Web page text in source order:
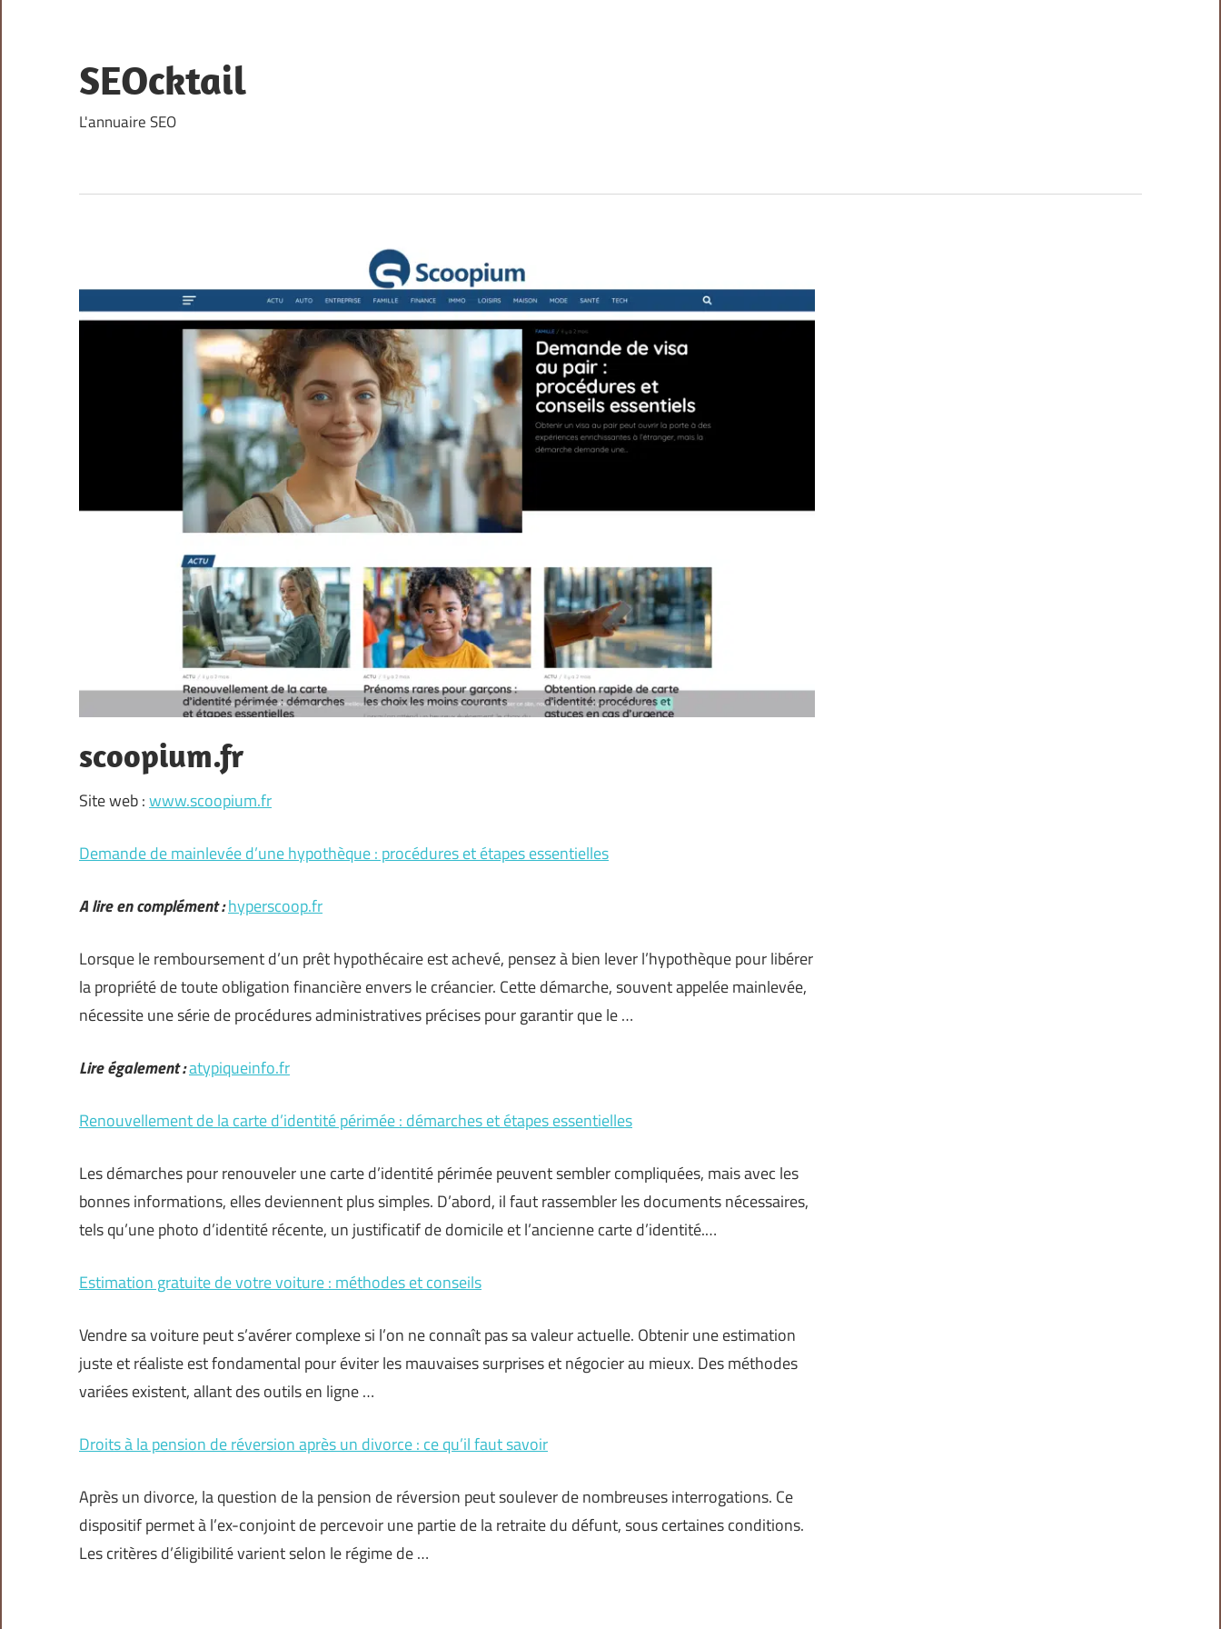
content
SEOcktail
L'annuaire SEO
scoopium.fr
Site web :www.scoopium.fr
Demande de mainlevée d’une hypothèque : procédures et étapes essentielles
A lire en complément :hyperscoop.fr
Lorsque le remboursement d’un prêt hypothécaire est achevé, pensez à bien lever l’hypothèque pour libérer
la propriété de toute obligation financière envers le créancier. Cette démarche, souvent appelée mainlevée,
nécessite une série de procédures administratives précises pour garantir que le …
Lire également :atypiqueinfo.fr
Renouvellement de la carte d’identité périmée : démarches et étapes essentielles
Les démarches pour renouveler une carte d’identité périmée peuvent sembler compliquées, mais avec les
bonnes informations, elles deviennent plus simples. D’abord, il faut rassembler les documents nécessaires,
tels qu’une photo d’identité récente, un justificatif de domicile et l’ancienne carte d’identité.…
Estimation gratuite de votre voiture : méthodes et conseils
Vendre sa voiture peut s’avérer complexe si l’on ne connaît pas sa valeur actuelle. Obtenir une estimation
juste et réaliste est fondamental pour éviter les mauvaises surprises et négocier au mieux. Des méthodes
variées existent, allant des outils en ligne …
Droits à la pension de réversion après un divorce : ce qu’il faut savoir
Après un divorce, la question de la pension de réversion peut soulever de nombreuses interrogations. Ce
dispositif permet à l’ex-conjoint de percevoir une partie de la retraite du défunt, sous certaines conditions.
Les critères d’éligibilité varient selon le régime de …